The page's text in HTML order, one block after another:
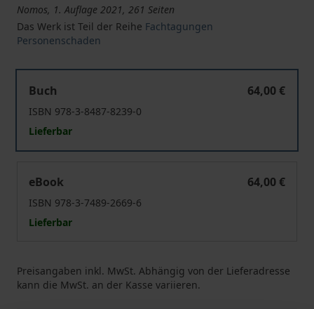
Nomos, 1. Auflage 2021, 261 Seiten
Das Werk ist Teil der Reihe Fachtagungen
Personenschaden
Buch
64,00 €
ISBN 978-3-8487-8239-0
Lieferbar
eBook
64,00 €
ISBN 978-3-7489-2669-6
Lieferbar
Preisangaben inkl. MwSt. Abhängig von der Lieferadresse
kann die MwSt. an der Kasse variieren.